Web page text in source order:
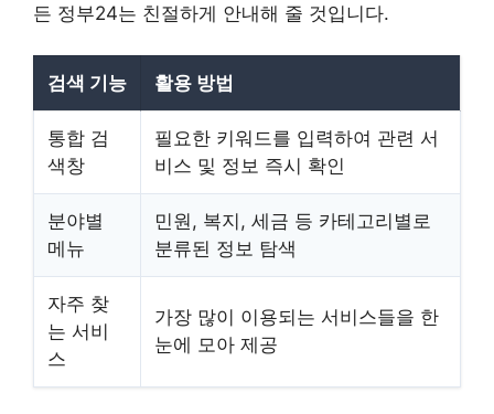
든 정부24는 친절하게 안내해 줄 것입니다.
검색 기능 활용 방법
통합 검
색창
필요한 키워드를 입력하여 관련 서
비스 및 정보 즉시 확인
분야별
메뉴
민원, 복지, 세금 등 카테고리별로
분류된 정보 탐색
자주 찾
는 서비
스
가장 많이 이용되는 서비스들을 한
눈에 모아 제공